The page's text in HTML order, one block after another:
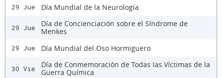
29 Jue Día Mundial de la Neurología
29 Jue
Día de Concienciación sobre el Síndrome de
Menkes
29 Jue Día Mundial del Oso Hormiguero
30 Vie
Día de Conmemoración de Todas las Víctimas de la
Guerra Química